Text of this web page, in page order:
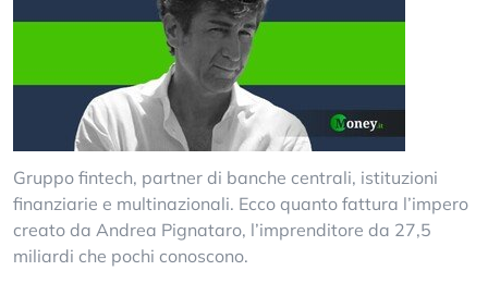
Gruppo fintech, partner di banche centrali, istituzioni
finanziarie e multinazionali. Ecco quanto fattura l’impero
creato da Andrea Pignataro, l’imprenditore da 27,5
miliardi che pochi conoscono.